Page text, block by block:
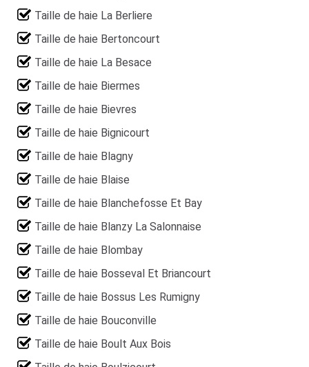
Taille de haie La Berliere
Taille de haie Bertoncourt
Taille de haie La Besace
Taille de haie Biermes
Taille de haie Bievres
Taille de haie Bignicourt
Taille de haie Blagny
Taille de haie Blaise
Taille de haie Blanchefosse Et Bay
Taille de haie Blanzy La Salonnaise
Taille de haie Blombay
Taille de haie Bosseval Et Briancourt
Taille de haie Bossus Les Rumigny
Taille de haie Bouconville
Taille de haie Boult Aux Bois